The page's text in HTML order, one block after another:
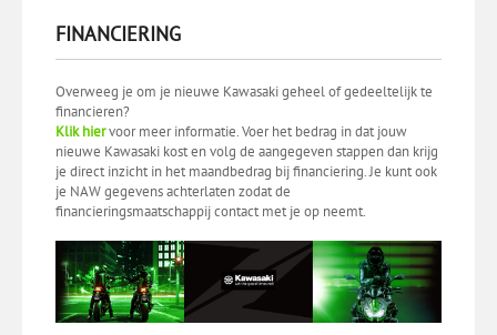
FINANCIERING
Overweeg je om je nieuwe Kawasaki geheel of gedeeltelijk te
financieren?
Klik hiervoor meer informatie. Voer het bedrag in dat jouw
nieuwe Kawasaki kost en volg de aangegeven stappen dan krijg
je direct inzicht in het maandbedrag bij financiering. Je kunt ook
je NAW gegevens achterlaten zodat de
financieringsmaatschappij contact met je op neemt.